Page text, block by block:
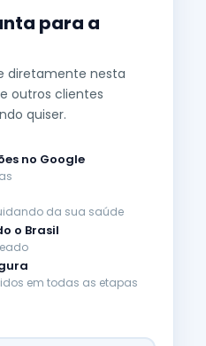
para a
diretamente nesta
outros clientes
quiser.
no Google
da sua saúde
o Brasil
em todas as etapas